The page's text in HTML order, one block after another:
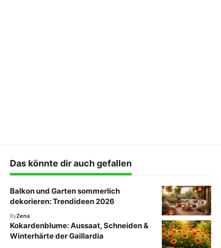
Das könnte dir auch gefallen
Balkon und Garten sommerlich
dekorieren: Trendideen 2026
ByZena
Kokardenblume: Aussaat, Schneiden &
Winterhärte der Gaillardia